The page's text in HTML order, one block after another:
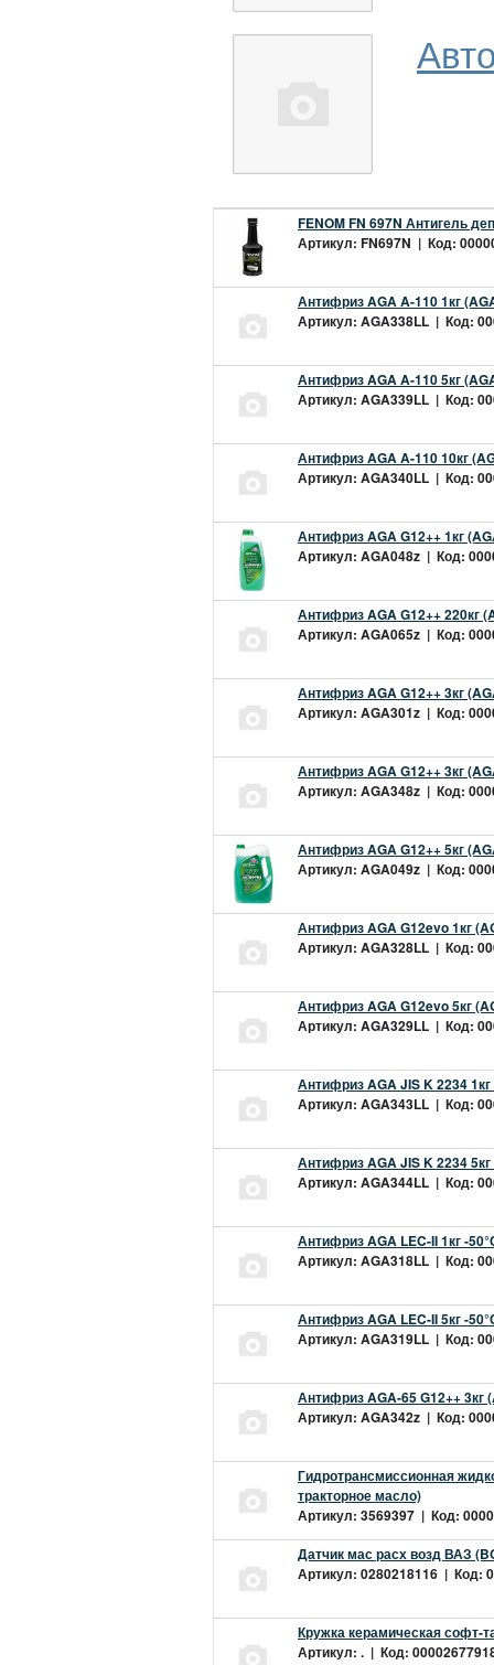
FENOM FN 697N Антигель
Артикул: FN697N | Код:
Антифриз AGA A-110 1кг
Артикул: AGA338LL | Код:
Антифриз AGA A-110 5кг
Артикул: AGA339LL | Код:
Антифриз AGA A-110 10кг
Артикул: AGA340LL | Код:
Антифриз AGA G12++ 1кг
Артикул: AGA048z | Код:
Антифриз AGA G12++ 220кг
Артикул: AGA065z | Код:
Антифриз AGA G12++ 3кг
Артикул: AGA301z | Код:
Антифриз AGA G12++ 3кг
Артикул: AGA348z | Код:
Антифриз AGA G12++ 5кг
Артикул: AGA049z | Код:
Антифриз AGA G12evo 1кг
Артикул: AGA328LL | Код:
Антифриз AGA G12evo 5кг
Артикул: AGA329LL | Код:
Антифриз AGA JIS K 2234
Артикул: AGA343LL | Код:
Антифриз AGA JIS K 2234
Артикул: AGA344LL | Код:
Антифриз AGA LEC-II 1кг -
Артикул: AGA318LL | Код:
Антифриз AGA LEC-II 5кг -
Артикул: AGA319LL | Код:
Антифриз AGA-65 G12++ 3кг
Артикул: AGA342z | Код:
Гидротрансмиссионная
тракторное масло)
Артикул: 3569397 | Код:
Датчик мас расх возд ВАЗ
Артикул: 0280218116 | Код:
Кружка керамическая софт-
Артикул: . | Код: